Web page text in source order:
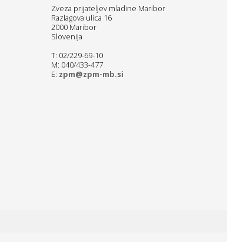
Zveza prijateljev mladine Maribor
Razlagova ulica 16
2000 Maribor
Slovenija
T: 02/229-69-10
M: 040/433-477
E: zpm@zpm-mb.si